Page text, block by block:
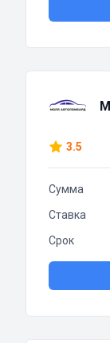
3.5
Сумма
Ставка
Срок